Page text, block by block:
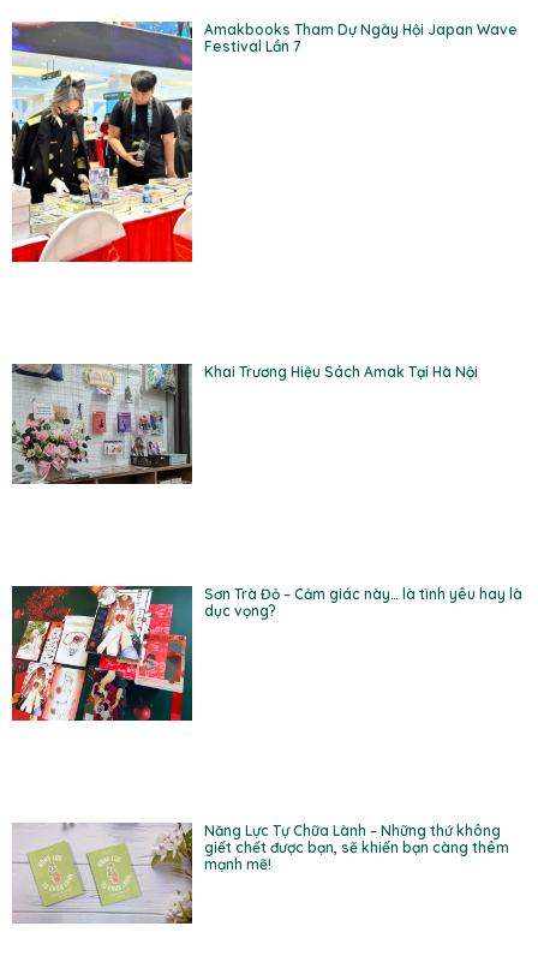
Amakbooks Tham Dự Ngày Hội Japan Wave
Festival Lần 7
Khai Trương Hiệu Sách Amak Tại Hà Nội
Sơn Trà Đỏ – Cảm giác này… là tình yêu hay là
dục vọng?
Năng Lực Tự Chữa Lành – Những thứ không
giết chết được bạn, sẽ khiến bạn càng thêm
mạnh mẽ!